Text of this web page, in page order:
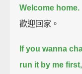
Welcome home.
歡迎回家。
If you wanna
run it by me